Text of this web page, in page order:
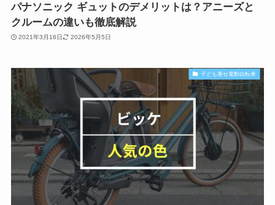
パナソニック ギュットのデメリットは？アニーズと
クルームの違いも徹底解説
2021年3月16日 2026年5月5日
子ども乗せ電動自転車